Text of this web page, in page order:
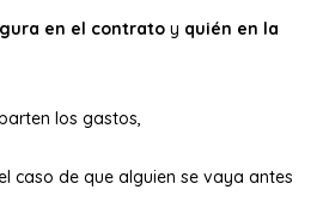
en el contrato y quién en la
los gastos,
caso de que alguien se vaya antes